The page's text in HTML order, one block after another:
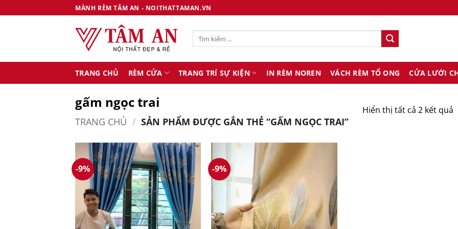
qua
MÀNH RÈM TÂM AN - NOITHATTAMAN.VN
Tìm
kiếm:
TRANG CHỦ RÈM CỬA TRANG TRÍ SỰ KIỆN IN RÈM NOREN VÁCH RÈM TỔ ONG CỬA LƯỚI
gấm ngọc trai
TRANG CHỦ / SẢN PHẨM ĐƯỢC GẮN THẺ “GẤM NGỌC TRAI”
Hiển thị tất cả 2 kết quảĐã
-9% -9%